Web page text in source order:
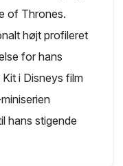
of Thrones.
højt profileret
for hans
i Disneys film
hans stigende